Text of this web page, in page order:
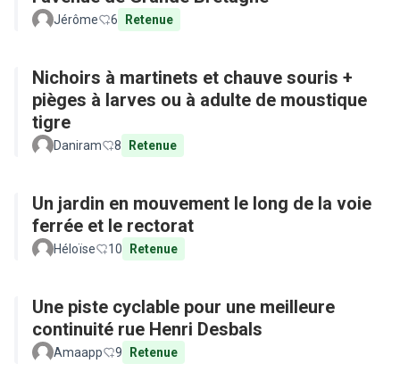
Jérôme 6 Retenue
Nichoirs à martinets et chauve souris +
pièges à larves ou à adulte de moustique
tigre
Daniram 8 Retenue
Un jardin en mouvement le long de la voie
ferrée et le rectorat
Héloïse 10 Retenue
Une piste cyclable pour une meilleure
continuité rue Henri Desbals
Amaapp 9 Retenue